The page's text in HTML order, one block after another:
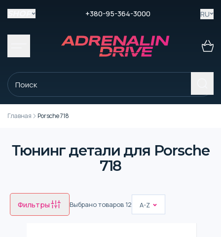
+380-95-364-3000 RU
Главная Porsche 718
Тюнинг детали для Porsche
718
Фильтры Выбрано товаров 12 A-Z